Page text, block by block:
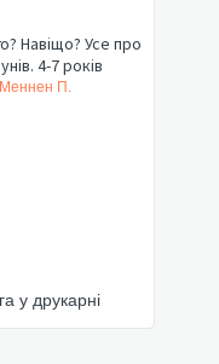
Усе про
4-7 років
Меннен П.
у друкарні